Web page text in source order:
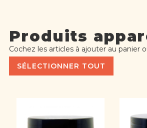
Produits
Cochez les articles à ajouter au panier
SÉLECTIONNER TOUT